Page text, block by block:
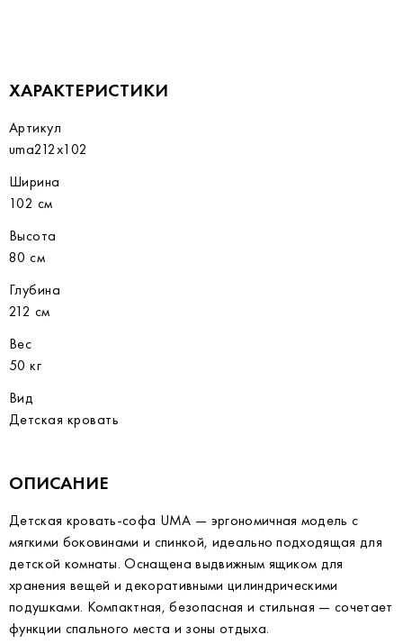
ХАРАКТЕРИСТИКИ
Артикул
uma212x102
Ширина
102 см
Высота
80 см
Глубина
212 см
Вес
50 кг
Вид
Детская кровать
ОПИСАНИЕ
Детская кровать-софа UMA — эргономичная модель с
мягкими боковинами и спинкой, идеально подходящая для
детской комнаты. Оснащена выдвижным ящиком для
хранения вещей и декоративными цилиндрическими
подушками. Компактная, безопасная и стильная — сочетает
функции спального места и зоны отдыха.